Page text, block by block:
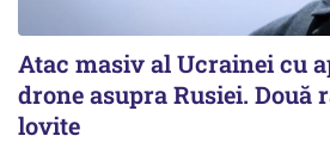
Atac masiv al Ucrainei cu
drone asupra Rusiei. Două
lovite